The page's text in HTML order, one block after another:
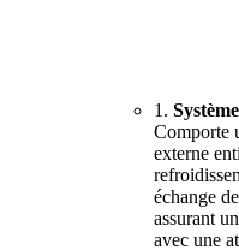
1.
Comporte
externe
échange
assurant
avec une